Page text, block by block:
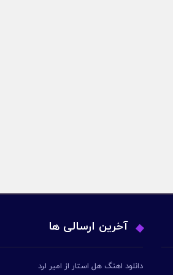
آخرین ارسالی ها
دانلود اهنگ هل استار از امیر لرد